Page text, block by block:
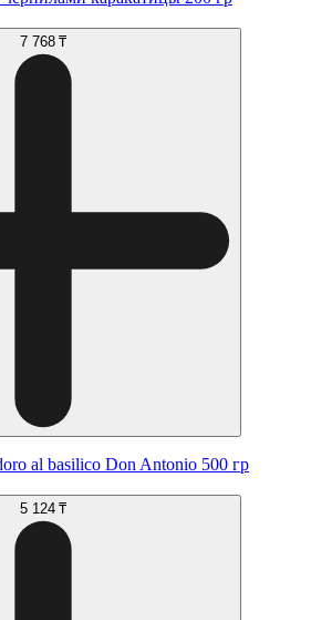
7 768 ₸
al basilico Don Antonio 500 гр
5 124 ₸